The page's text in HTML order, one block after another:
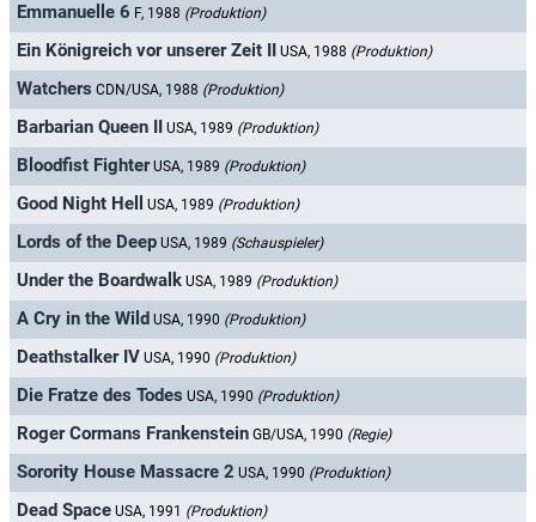
Emmanuelle 6 F, 1988 (Produktion)
Ein Königreich vor unserer Zeit II USA, 1988 (Produktion)
Watchers CDN/USA, 1988 (Produktion)
Barbarian Queen II USA, 1989 (Produktion)
Bloodfist Fighter USA, 1989 (Produktion)
Good Night Hell USA, 1989 (Produktion)
Lords of the Deep USA, 1989 (Schauspieler)
Under the Boardwalk USA, 1989 (Produktion)
A Cry in the Wild USA, 1990 (Produktion)
Deathstalker IV USA, 1990 (Produktion)
Die Fratze des Todes USA, 1990 (Produktion)
Roger Cormans Frankenstein GB/USA, 1990 (Regie)
Sorority House Massacre 2 USA, 1990 (Produktion)
Dead Space USA, 1991 (Produktion)